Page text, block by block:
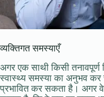
व्यक्तिगत समस्याएँ
अगर एक साथी किसी
स्वास्थ्य समस्या का अनुभव कर
प्रभावित कर सकता है। अगर